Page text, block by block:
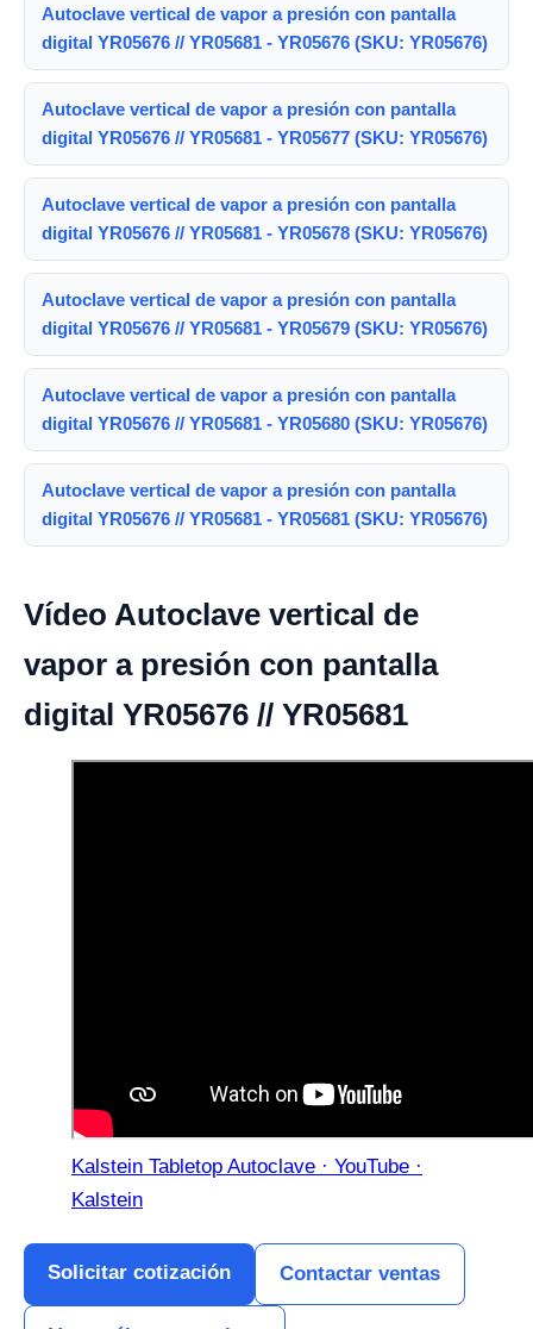
Autoclave vertical de vapor a presión con pantalla
digital YR05676 // YR05681 - YR05676 (SKU: YR05676)
Autoclave vertical de vapor a presión con pantalla
digital YR05676 // YR05681 - YR05677 (SKU: YR05676)
Autoclave vertical de vapor a presión con pantalla
digital YR05676 // YR05681 - YR05678 (SKU: YR05676)
Autoclave vertical de vapor a presión con pantalla
digital YR05676 // YR05681 - YR05679 (SKU: YR05676)
Autoclave vertical de vapor a presión con pantalla
digital YR05676 // YR05681 - YR05680 (SKU: YR05676)
Autoclave vertical de vapor a presión con pantalla
digital YR05676 // YR05681 - YR05681 (SKU: YR05676)
Vídeo Autoclave vertical de
vapor a presión con pantalla
digital YR05676 // YR05681
Kalstein Tabletop Autoclave · YouTube ·
Kalstein
Solicitar cotización Contactar ventas